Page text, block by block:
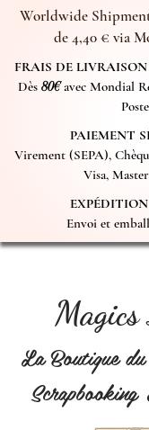
Worldwide
de 4,40 € via
FRAIS DE LIVRAISON
Dès 80€avec Mondial
Poste
PAIEMENT
Virement (SEPA),
Visa,
Envoi et
La Boutique